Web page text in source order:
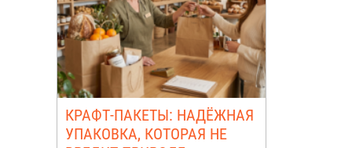
КРАФТ-ПАКЕТЫ: НАДЁЖНАЯ
УПАКОВКА, КОТОРАЯ НЕ